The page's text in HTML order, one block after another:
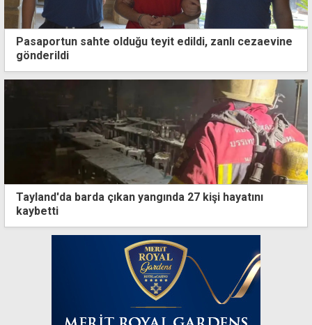
Pasaportun sahte olduğu teyit edildi, zanlı cezaevine
gönderildi
Tayland'da barda çıkan yangında 27 kişi hayatını
kaybetti